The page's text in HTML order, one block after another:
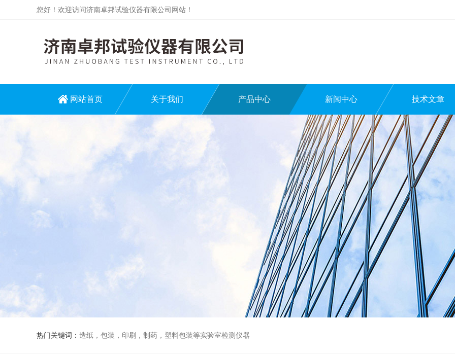
您好！欢迎访问济南卓邦试验仪器有限公司网站！
网站首页 关于我们 产品中心 新闻中心 技术文章
热门关键词： 造纸，包装，印刷，制药，塑料包装等实验室检测仪器